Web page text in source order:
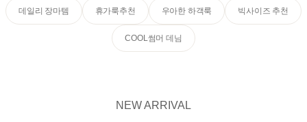
데일리 장마템 휴가룩추천 우아한 하객룩 빅사이즈 추천
COOL썸머 데님
NEW ARRIVAL